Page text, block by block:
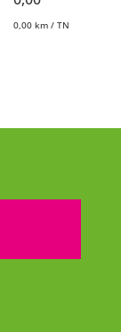
0,00 km / TN